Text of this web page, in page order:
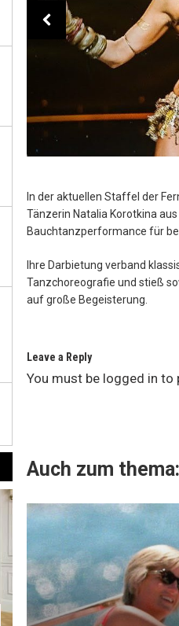
In der aktuellen Staffel der
Tänzerin Natalia Korotkina
Bauchtanzperformance für
Ihre Darbietung verband
Tanzchoreografie und stieß
auf große Begeisterung.
Leave a Reply
You must be logged in to
Auch zum thema: